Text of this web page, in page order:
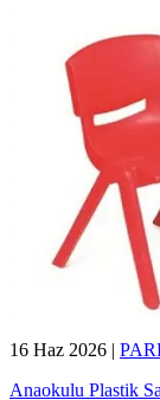
16 Haz 2026 |
Anaokulu Plastik